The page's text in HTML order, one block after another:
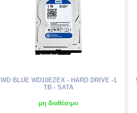
WD BLUE WD10EZEX - HARD DRIVE -1
TB - SATA
μη διαθέσιμο